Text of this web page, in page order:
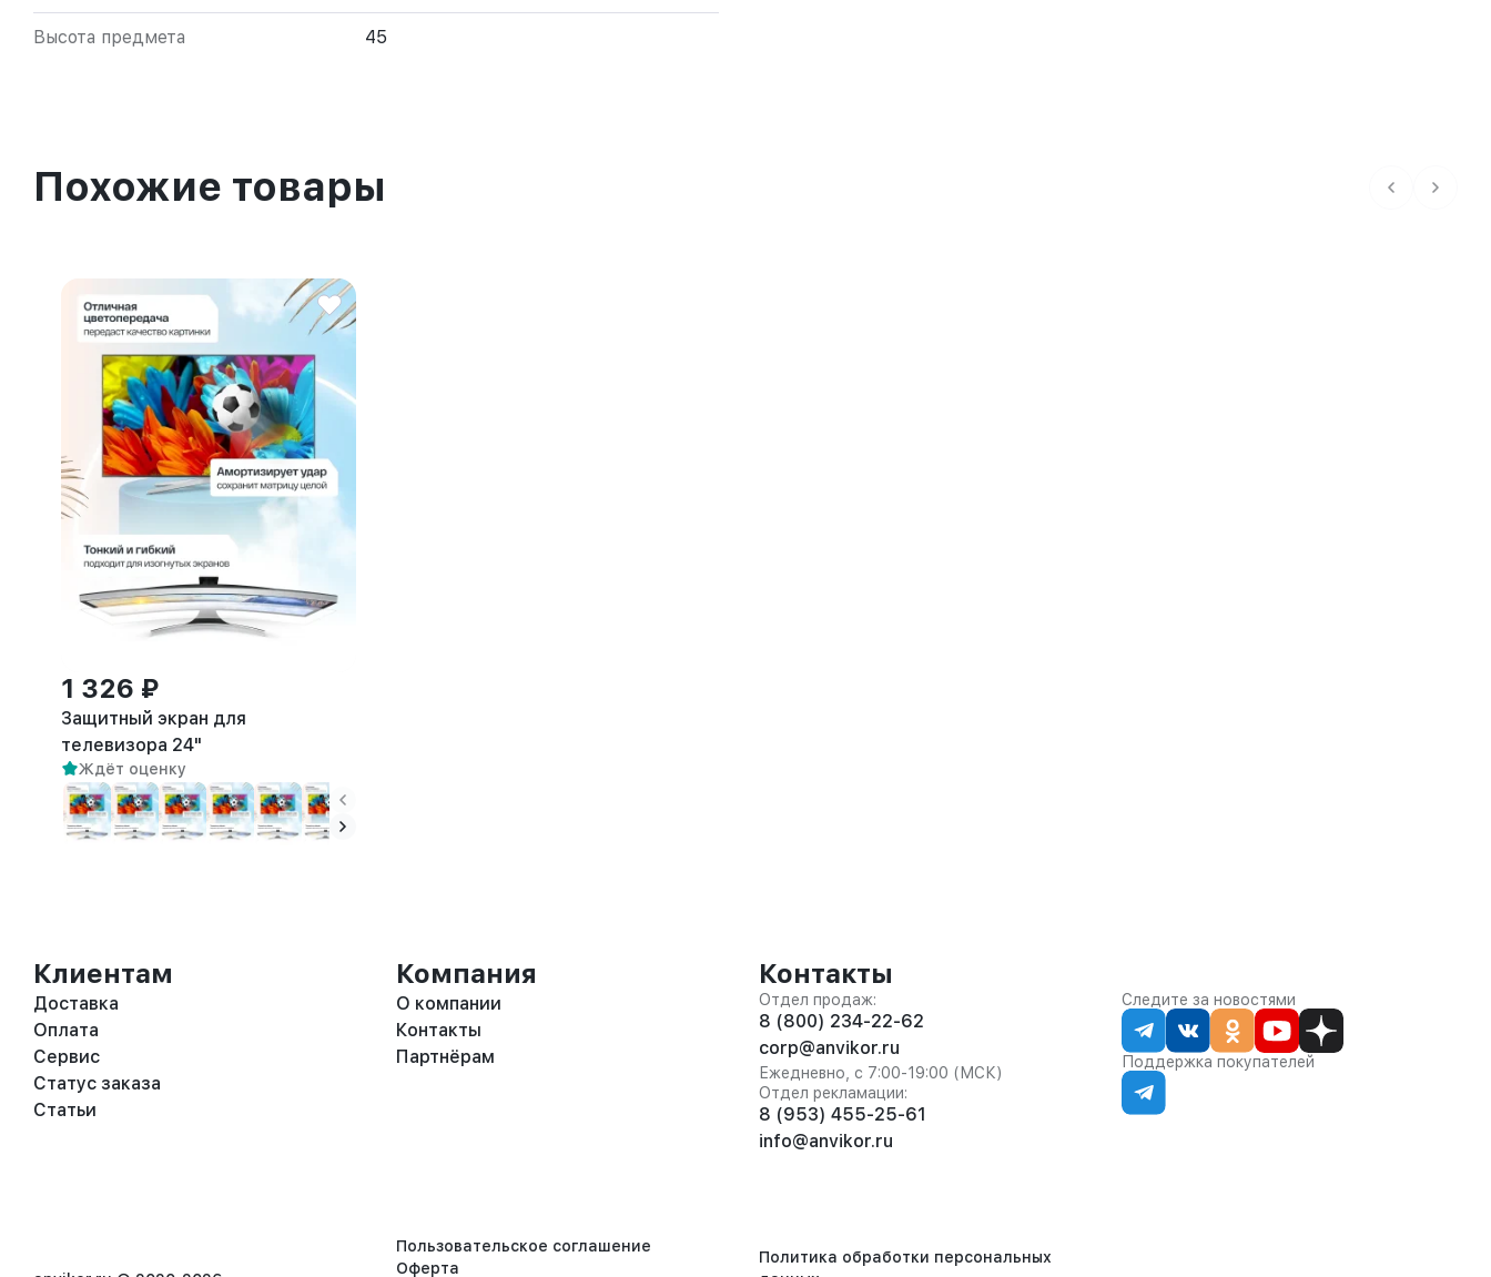
Высота предмета 45
Похожие товары
1 326 ₽
Защитный экран для
телевизора 24"
Ждёт оценку
Клиентам
Доставка
Оплата
Сервис
Статус заказа
Статьи
Компания
О компании
Контакты
Партнёрам
Контакты
Отдел продаж:
8 (800) 234-22-62
corp@anvikor.ru
Ежедневно, с 7:00-19:00 (МСК)
Отдел рекламации:
8 (953) 455-25-61
info@anvikor.ru
Следите за новостями
Поддержка покупателей
Пользовательское соглашение
Оферта
Политика обработки персональных